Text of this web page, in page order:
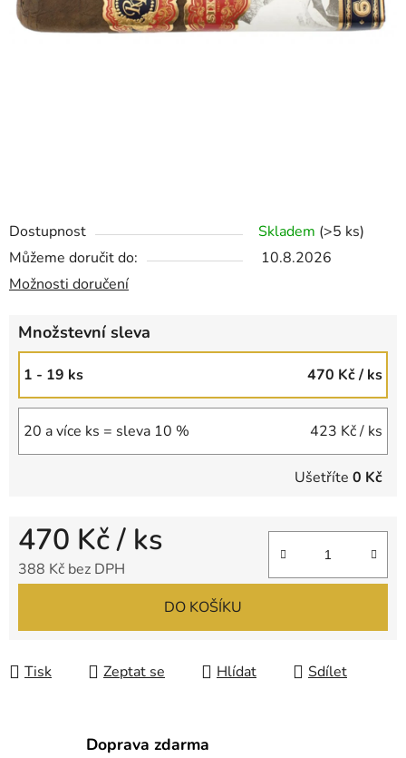
Dostupnost Skladem (>5 ks)
Můžeme doručit do:
10.8.2026
Možnosti doručení
Množstevní sleva
1 - 19 ks 470 Kč/ ks
20 a více ks = sleva 10 % 423 Kč/ ks
Ušetříte 0 Kč
470 Kč/ ks
388 Kč bez DPH
DO KOŠÍKU
Tisk Zeptat se Hlídat Sdílet
Doprava zdarma